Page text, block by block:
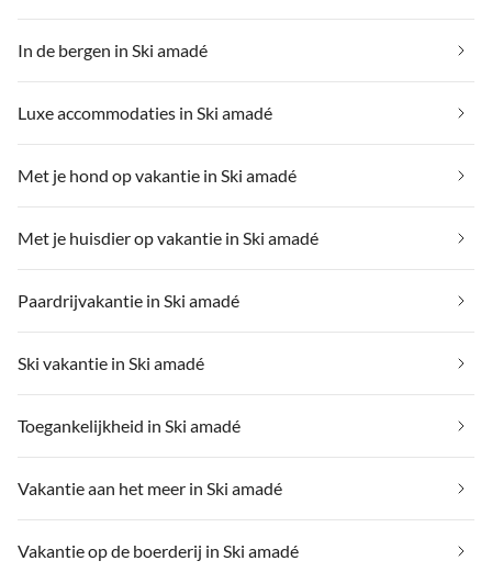
In de bergen in Ski amadé
Luxe accommodaties in Ski amadé
Met je hond op vakantie in Ski amadé
Met je huisdier op vakantie in Ski amadé
Paardrijvakantie in Ski amadé
Ski vakantie in Ski amadé
Toegankelijkheid in Ski amadé
Vakantie aan het meer in Ski amadé
Vakantie op de boerderij in Ski amadé